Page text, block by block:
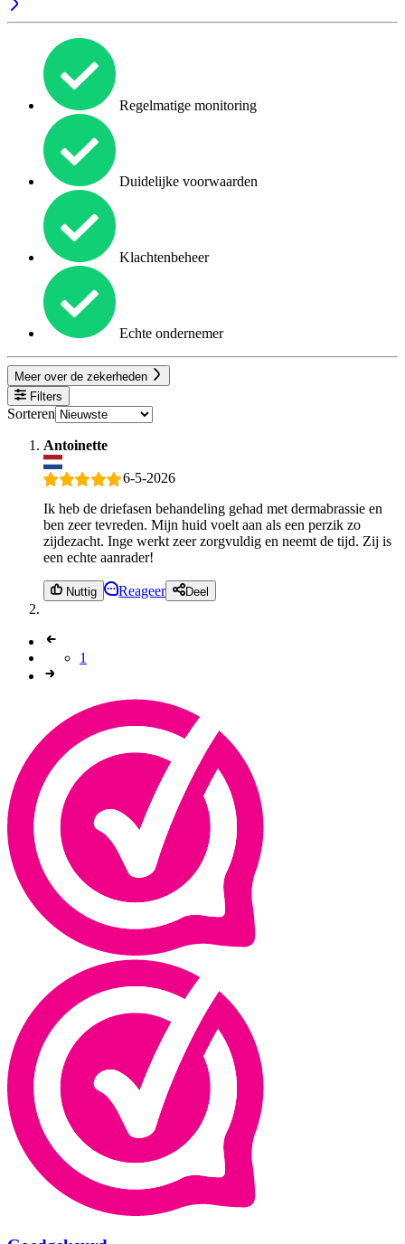
Regelmatige monitoring
Duidelijke voorwaarden
Klachtenbeheer
Echte ondernemer
Meer over de zekerheden
Filters
Sorteren
Antoinette
6-5-2026
Ik heb de driefasen behandeling gehad met dermabrassie en
ben zeer tevreden. Mijn huid voelt aan als een perzik zo
zijdezacht. Inge werkt zeer zorgvuldig en neemt de tijd. Zij is
een echte aanrader!
Nuttig Reageer Deel
1